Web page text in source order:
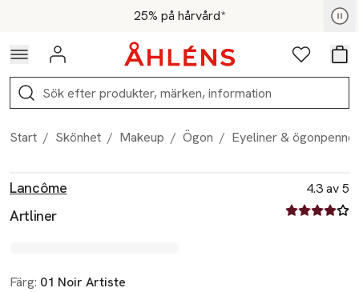
Hoppa till navigationsmenyn25% på hårvård*
För medlemmar - Shoppa nu
Logga in Favoriter
Sök
Start / Skönhet / Makeup / Ögon / Eyeliner & ögonpennor
Lancôme
Artliner
4.3 av 5
4.3 av fem
Färg: 01 Noir Artiste